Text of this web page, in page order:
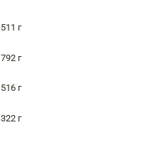
511 г
792 г
516 г
322 г